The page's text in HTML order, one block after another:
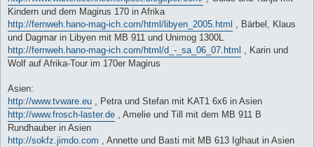
Kindern und dem Magirus 170 in Afrika
http://fernweh.hano-mag-ich.com/html/libyen_2005.html , Bärbel, Klaus
und Dagmar in Libyen mit MB 911 und Unimog 1300L
http://fernweh.hano-mag-ich.com/html/d_-_sa_06_07.html , Karin und
Wolf auf Afrika-Tour im 170er Magirus
Asien:
http://www.tvware.eu , Petra und Stefan mit KAT1 6x6 in Asien
http://www.frosch-laster.de , Amelie und Till mit dem MB 911 B
Rundhauber in Asien
http://sokfz.jimdo.com , Annette und Basti mit MB 613 Iglhaut in Asien